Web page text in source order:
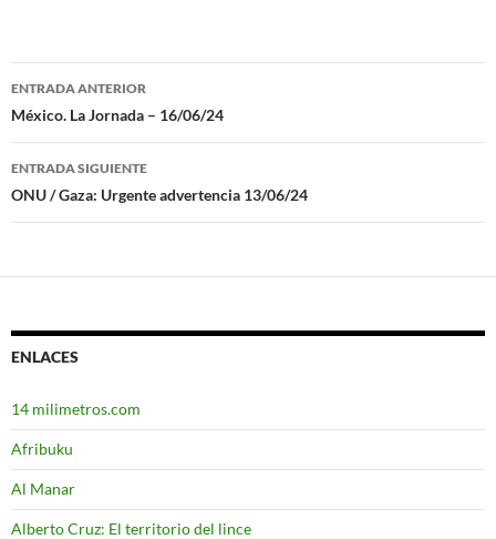
Navegación
de
entradas
ENTRADA ANTERIOR
México. La Jornada – 16/06/24
ENTRADA SIGUIENTE
ONU / Gaza: Urgente advertencia 13/06/24
ENLACES
14 milimetros.com
Afribuku
Al Manar
Alberto Cruz: El territorio del lince